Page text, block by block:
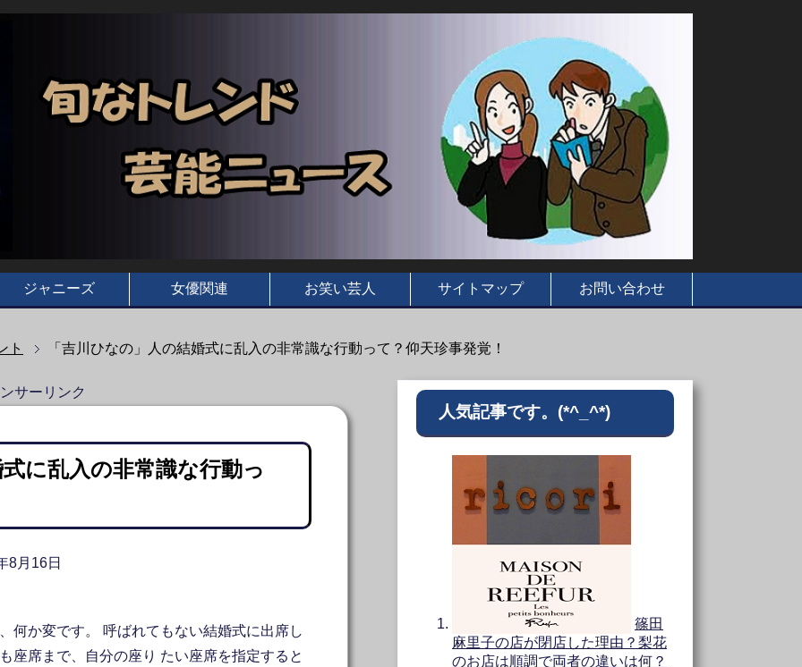
ジャニーズ 女優関連 お笑い芸人 サイトマップ お問い合わせ
ト 「吉川ひなの」人の結婚式に乱入の非常識な行動って？仰天珍事発覚！
サーリンク
に乱入の非常識な行動っ
8月16日
何か変です。 呼ばれてもない結婚式に出席し
座席まで、自分の座り たい座席を指定すると
人気記事です。(*^_^*)
篠田
麻里子の店が閉店した理由？梨花
のお店は順調で両者の違いは何？